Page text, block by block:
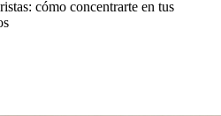
cómo concentrarte en tus